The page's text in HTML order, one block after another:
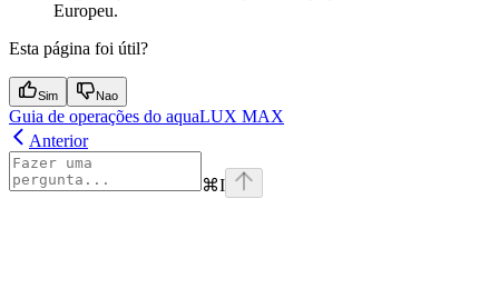
Europeu.
Esta página foi útil?
Sim Nao
Guia de operações do aquaLUX MAX
Anterior
⌘I